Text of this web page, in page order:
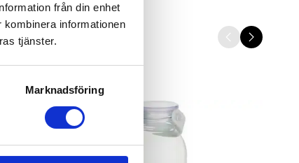
från din enhet
informationen
tjänster.
Marknadsföring